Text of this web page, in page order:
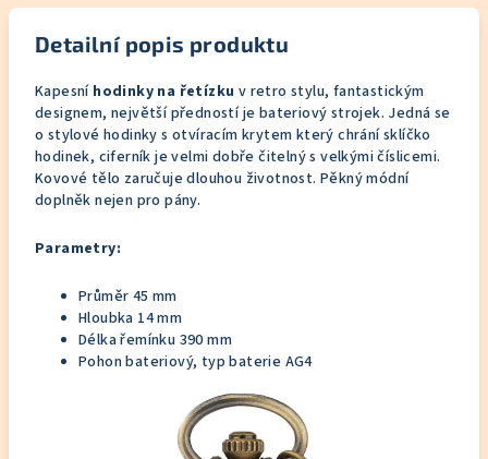
Detailní popis produktu
Kapesní hodinky na řetízku v retro stylu, fantastickým
designem, největší předností je bateriový strojek. Jedná se
o stylové hodinky s otvíracím krytem který chrání sklíčko
hodinek, ciferník je velmi dobře čitelný s velkými číslicemi.
Kovové tělo zaručuje dlouhou životnost. Pěkný módní
doplněk nejen pro pány.
Parametry:
Průměr 45 mm
Hloubka 14 mm
Délka řemínku 390 mm
Pohon bateriový, typ baterie AG4